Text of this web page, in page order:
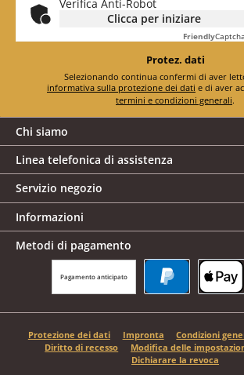
Verifica Anti-Robot
Clicca per iniziare
Friendly
Protez. dati
informativa sulla protezione dei dati
termini e condizioni generali.
Chi siamo
Linea telefonica di assistenza
Servizio negozio
Informazioni
Metodi di pagamento
Pagamento anticipato
Protezione dei dati Impronta
Condizioni
Diritto di recesso
Modifica delle
Dichiarare la revoca